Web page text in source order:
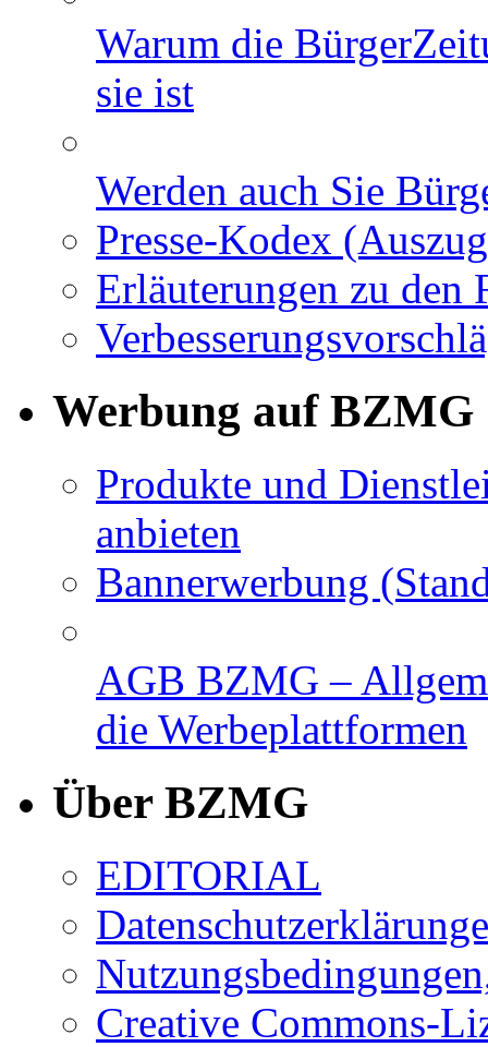
Warum die
sie ist
Werden auch Sie
Presse-Kodex
Erläuterungen zu den
Werbung auf BZMG
Produkte und
anbieten
Bannerwerbung
AGB BZMG –
die Werbeplattformen
Über BZMG
EDITORIAL
Creative Commons-